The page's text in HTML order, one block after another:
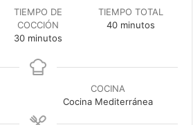
TIEMPO DE
COCCIÓN
30minutos
minutos
TIEMPO TOTAL
40minutos
minutos
COCINA
Cocina Mediterránea